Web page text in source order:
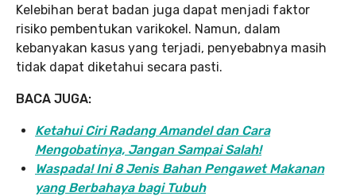
Kelebihan berat badan juga dapat menjadi faktor
risiko pembentukan varikokel. Namun, dalam
kebanyakan kasus yang terjadi, penyebabnya masih
tidak dapat diketahui secara pasti.
BACA JUGA:
Ketahui Ciri Radang Amandel dan Cara
Mengobatinya, Jangan Sampai Salah!
Waspada! Ini 8 Jenis Bahan Pengawet Makanan
yang Berbahaya bagi Tubuh